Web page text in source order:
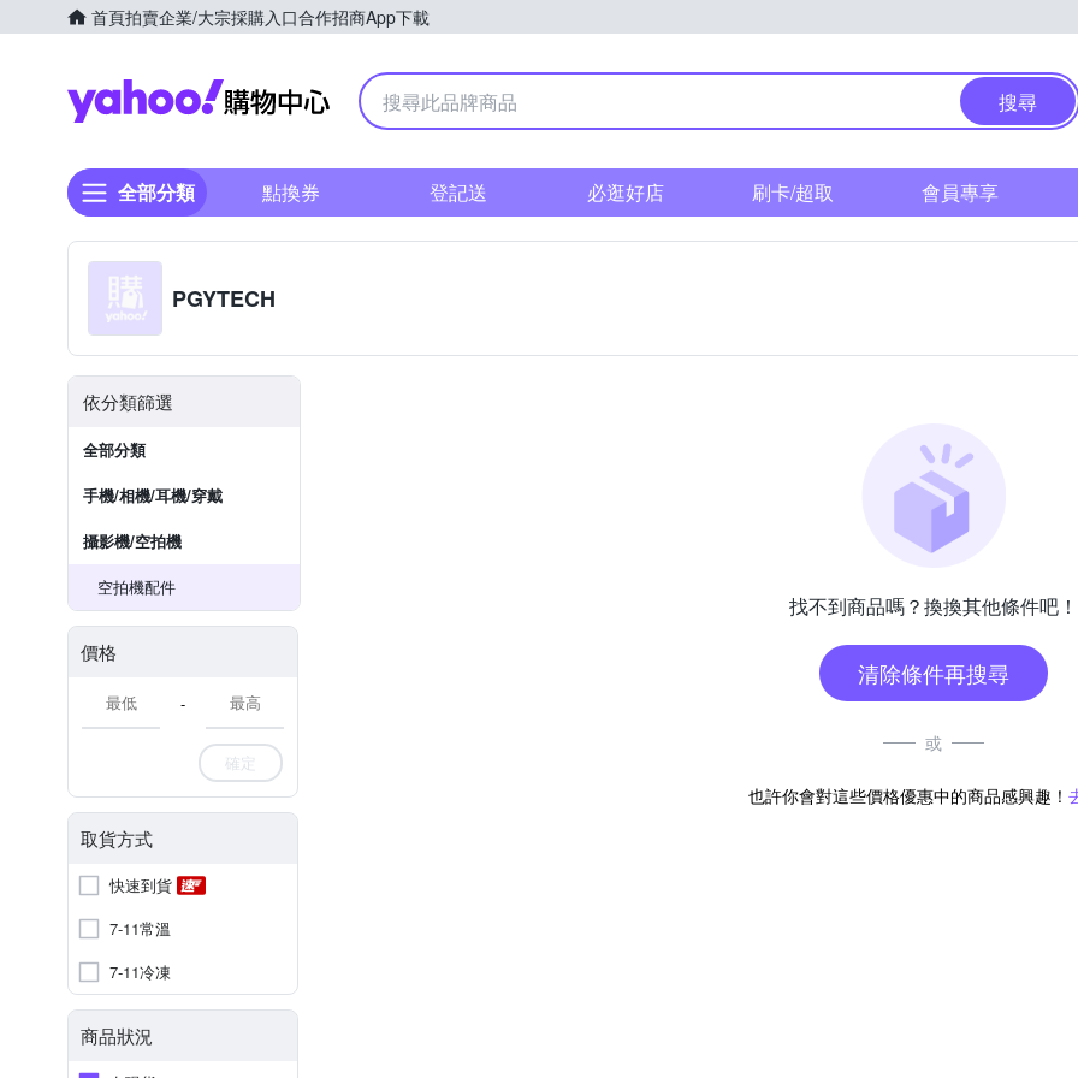
首頁拍賣企業/大宗採購入口合作招商App下載
Yahoo購物中心
搜尋
全部分類 點換券 登記送 必逛好店 刷卡/超取 會員專享
PGYTECH
依分類篩選
全部分類
手機/相機/耳機/穿戴
攝影機/空拍機
空拍機配件
價格
-
確定
取貨方式
快速到貨
7-11常溫
7-11冷凍
商品狀況
找不到商品嗎？換換其他條件吧！
清除條件再搜尋
或
也許你會對這些價格優惠中的商品感興趣！